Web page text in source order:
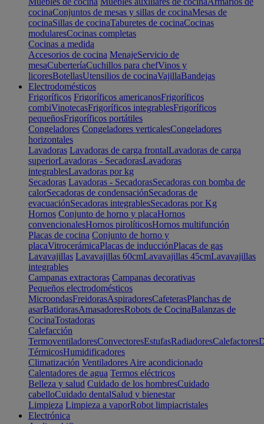
cocinaConjuntos de mesas y sillas de cocinaMesas de
cocinaSillas de cocinaTaburetes de cocinaCocinas
modularesCocinas completas
Cocinas a medida
Accesorios de cocina MenajeServicio de
mesaCuberteríaCuchillos para chefVinos y
licoresBotellasUtensilios de cocinaVajillaBandejas
Electrodomésticos
Frigoríficos Frigoríficos americanosFrigoríficos
combiVinotecasFrigoríficos integrablesFrigoríficos
pequeñosFrigoríficos portátiles
Congeladores Congeladores verticalesCongeladores
horizontales
Lavadoras Lavadoras de carga frontalLavadoras de carga
superiorLavadoras - SecadorasLavadoras
integrablesLavadoras por kg
Secadoras Lavadoras - SecadorasSecadoras con bomba de
calorSecadoras de condensaciónSecadoras de
evacuaciónSecadoras integrablesSecadoras por Kg
Hornos Conjunto de horno y placaHornos
convencionalesHornos pirolíticosHornos multifunción
Placas de cocina Conjunto de horno y
placaVitrocerámicaPlacas de inducciónPlacas de gas
Lavavajillas Lavavajillas 60cmLavavajillas 45cmLavavajillas
integrables
Campanas extractoras Campanas decorativas
Pequeños electrodomésticos
MicroondasFreidorasAspiradoresCafeterasPlanchas de
asarBatidorasAmasadoresRobots de CocinaBalanzas de
CocinaTostadoras
Calefacción
TermoventiladoresConvectoresEstufasRadiadoresCalefactores
TérmicosHumidificadores
Climatización Ventiladores Aire acondicionado
Calentadores de agua Termos eléctricos
Belleza y salud Cuidado de los hombresCuidado
cabelloCuidado dentalSalud y bienestar
Limpieza Limpieza a vaporRobot limpiacristales
Electrónica